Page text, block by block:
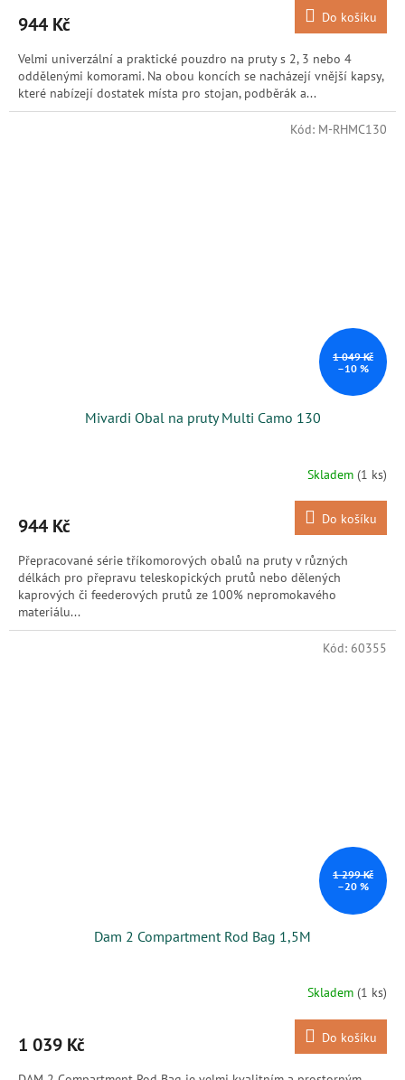
944 Kč Do košíku
Velmi univerzální a praktické pouzdro na pruty s 2, 3 nebo 4
oddělenými komorami. Na obou koncích se nacházejí vnější kapsy,
které nabízejí dostatek místa pro stojan, podběrák a...
1 049 Kč
–10 %
Mivardi Obal na pruty Multi Camo 130
Skladem (1 ks)
944 Kč Do košíku
Přepracované série tříkomorových obalů na pruty v různých
délkách pro přepravu teleskopických prutů nebo dělených
kaprových či feederových prutů ze 100% nepromokavého
materiálu...
Kód: M-RHMC130
1 299 Kč
–20 %
Dam 2 Compartment Rod Bag 1,5M
Skladem (1 ks)
1 039 Kč Do košíku
Kód: 60355